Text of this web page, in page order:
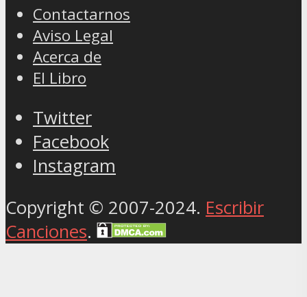
Contactarnos
Aviso Legal
Acerca de
El Libro
Twitter
Facebook
Instagram
Copyright © 2007-2024. Escribir
Canciones.